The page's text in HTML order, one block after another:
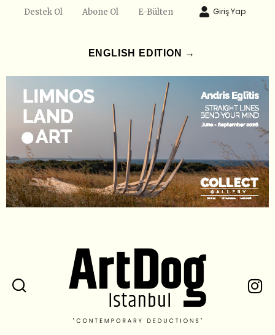
Destek Ol Abone Ol E-Bülten Giriş Yap
ENGLISH EDITION →